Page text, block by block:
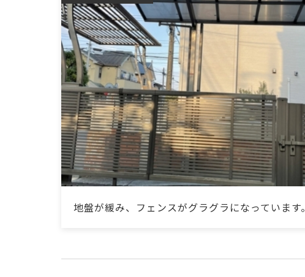
地盤が緩み、フェンスがグラグラになっています。